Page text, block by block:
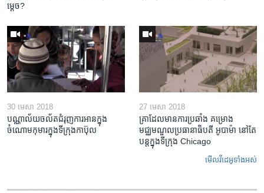
ម្តេច?
30 មេសា 2018
បណ្ណាល័យ​ចល័ត​ជំរុញ​ការអាន​ក្នុង
ចំណោម​កុមារ​ក្នុងទីក្រុង​កាប៊ុល
27 មេសា 2018
គ្រាដែល​មាន​ការ​ប្រឆាំង គម្រោង​
មជ្ឈមណ្ឌល​ប្រធានាធិបតី អូបាម៉ា នៅតែ​
បន្ត​ក្នុង​ទីក្រុង Chicago
មើល​វីដេអូ​ទាំង​អស់